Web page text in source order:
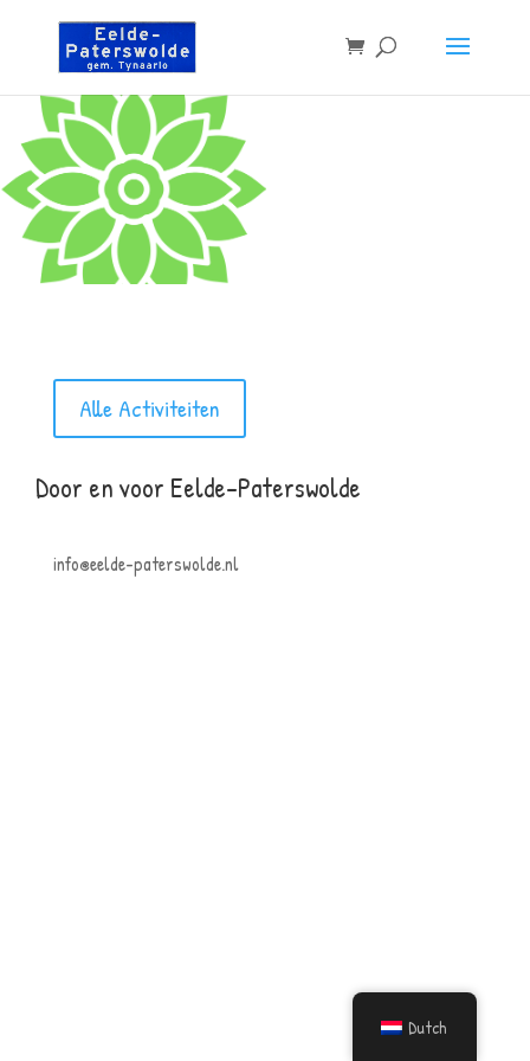
Alle Activiteiten
Door en voor Eelde-Paterswolde
info@eelde-paterswolde.nl
Dutch